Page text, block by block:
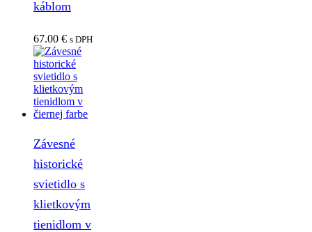
káblom
67.00 € s DPH
Závesné
historické
svietidlo s
klietkovým
tienidlom v